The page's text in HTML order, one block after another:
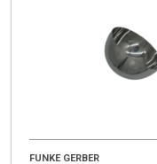
FUNKE GERBER